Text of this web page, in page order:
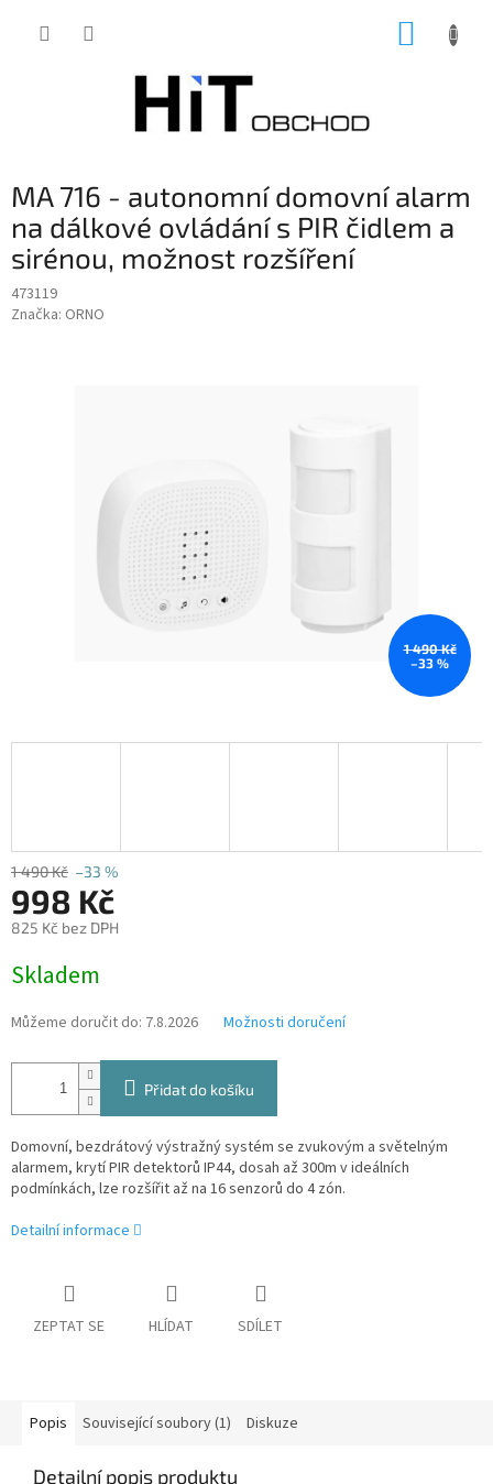
MA 716 - autonomní domovní alarm
na dálkové ovládání s PIR čidlem a
sirénou, možnost rozšíření
473119
Značka: ORNO
1 490 Kč
–33 %
1 490 Kč –33 %
998 Kč
825 Kč bez DPH
cena:
Skladem
Můžeme doručit do: 7.8.2026 Možnosti doručení
Přidat do košíku
Domovní, bezdrátový výstražný systém se zvukovým a světelným
alarmem, krytí PIR detektorů IP44, dosah až 300m v ideálních
podmínkách, lze rozšířit až na 16 senzorů do 4 zón.
Detailní informace
ZEPTAT SE HLÍDAT SDÍLET
Popis Související soubory (1) Diskuze
Detailní popis produktu